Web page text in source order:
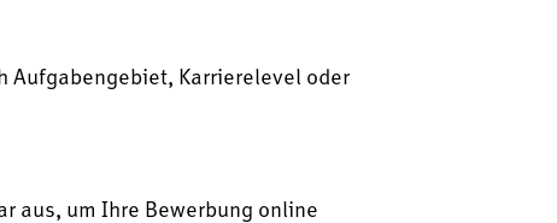
Aufgabengebiet, Karrierelevel oder
aus, um Ihre Bewerbung online